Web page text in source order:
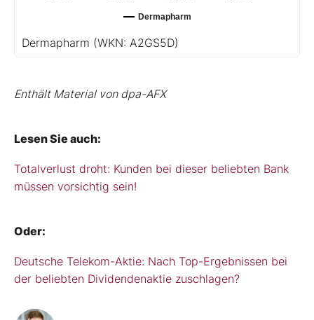
Dermapharm
Dermapharm (WKN: A2GS5D)
Enthält Material von dpa-AFX
Lesen Sie auch:
Totalverlust droht: Kunden bei dieser beliebten Bank
müssen vorsichtig sein!
Oder:
Deutsche Telekom-Aktie: Nach Top-Ergebnissen bei
der beliebten Dividendenaktie zuschlagen?